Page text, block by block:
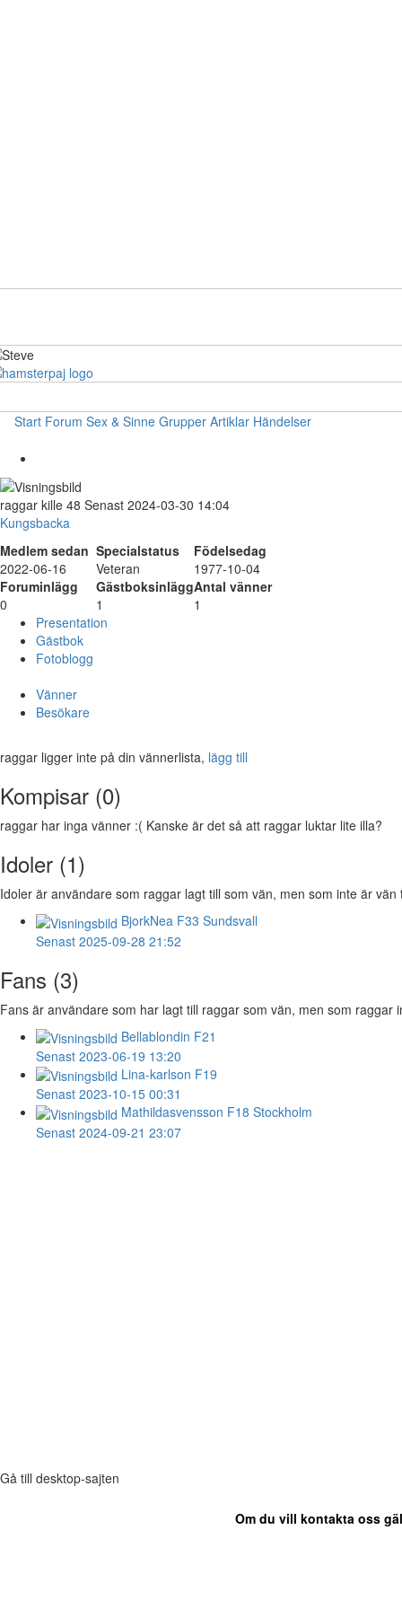
Start Forum Sex & Sinne Grupper Artiklar Händelser
raggar kille 48 Senast 2024-03-30 14:04
Kungsbacka
Medlem sedan Specialstatus
Födelsedag
2022-06-16
Veteran
1977-10-04
Foruminlägg
GästboksinläggAntal vänner
0
1
1
Presentation
Gästbok
Fotoblogg
Vänner
Besökare
raggar ligger inte på din vännerlista, lägg till
Kompisar (0)
raggar har inga vänner :( Kanske är det så att raggar luktar lite illa?
Idoler (1)
Idoler är användare som raggar lagt till som vän, men som inte är vän
BjorkNea F33 Sundsvall
Senast 2025-09-28 21:52
Fans (3)
Fans är användare som har lagt till raggar som vän, men som raggar
Bellablondin F21
Senast 2023-06-19 13:20
Lina-karlson F19
Senast 2023-10-15 00:31
Mathildasvensson F18 Stockholm
Senast 2024-09-21 23:07
Gå till desktop-sajten
Om du vill kontakta oss